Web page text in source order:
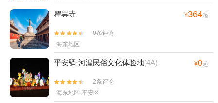
瞿昙寺 ¥364起


0条评论
海东地区
平安驿·河湟民俗文化体验地(4A) ¥0起


2条评论
海东地区·平安区